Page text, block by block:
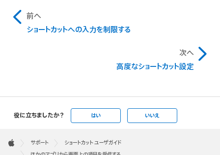
前へ
ショートカットへの入力を制限する
次へ
高度なショートカット設定
役に立ちましたか？ はい いいえ
Footer

Apple
サポート
ショートカット ユーザガイド